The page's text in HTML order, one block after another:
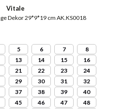
Vitale
Dekor 29*9*19 cm AK.KS0018
5 6 7
8
13 14 15
16
21 22 23
24
29 30 31
32
37 38 39
40
45 46 47
48